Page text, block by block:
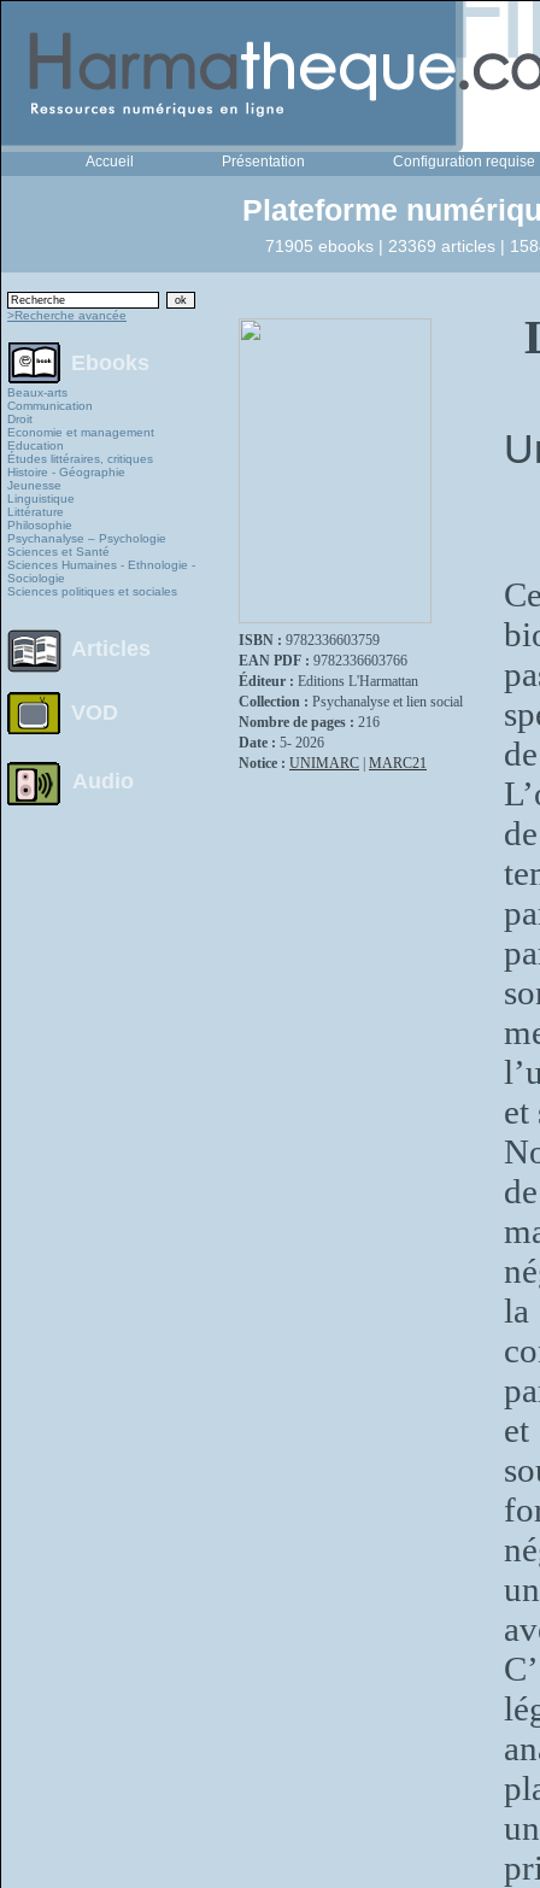
Accueil Présentation Configuration requise
Plateforme
71905 ebooks | 23369 articles |
>Recherche avancée
Ebooks
Beaux-arts
Communication
Droit
Economie et management
Education
Études littéraires, critiques
Histoire - Géographie
Jeunesse
Linguistique
Littérature
Philosophie
Psychanalyse – Psychologie
Sciences et Santé
Sciences Humaines - Ethnologie -
Sociologie
Sciences politiques et sociales
Articles
VOD
Audio
ISBN : 9782336603759
EAN PDF : 9782336603766
Éditeur : Editions L'Harmattan
Collection : Psychanalyse et lien social
Nombre de pages : 216
Date : 5- 2026
Notice : UNIMARC MARC21
et
la
et